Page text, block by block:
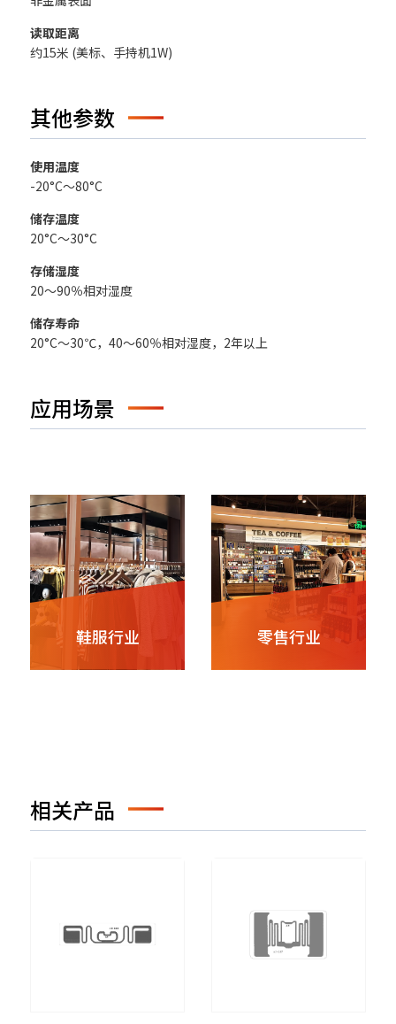
读取距离
约15米 (美标、手持机1W)
其他参数
使用温度
-20°C～80°C
储存温度
20°C～30°C
存储湿度
20～90％相对湿度
储存寿命
20°C～30℃，40～60％相对湿度，2年以上
应用场景
鞋服行业 零售行业
相关产品